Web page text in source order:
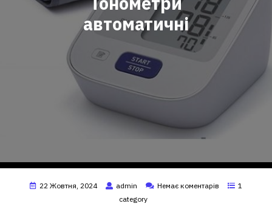
автоматичні
22 Жовтня, 2024 admin Немає коментарів
1
category